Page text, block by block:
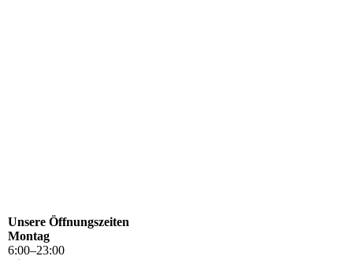
Unsere Öffnungszeiten
Montag
6:00–23:00